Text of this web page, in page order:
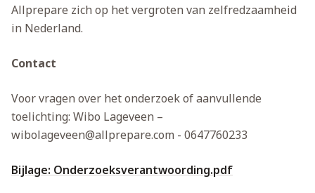
Allprepare zich op het vergroten van zelfredzaamheid
in Nederland.
Contact
Voor vragen over het onderzoek of aanvullende
toelichting: Wibo Lageveen –
wibolageveen@allprepare.com - 0647760233
Bijlage: Onderzoeksverantwoording.pdf